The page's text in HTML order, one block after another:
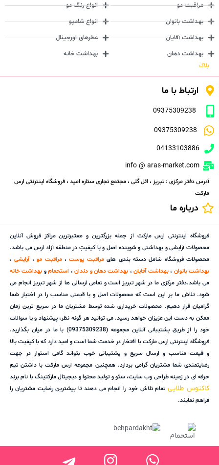
مراقبت مو
بهداشت بانوان
بهداشت آقایان
بهداشت دهان
انواع رنگ مو
انواع شامپو
عطرهای اورجینال
بهداشت خانه
بلاگ
ارتباط با ما
09375309238
09375309238
04133103886
info @ aras-market.com
آدرس دفتر مرکزی : تبریز ، ائل گلی ، مجتمع تجاری ستاره امید ، فروشگاه اینترنتی ارس
مارکت
درباره ما
فروشگاه اینترنتی ارس مارکت از جمله بزرگترین و معتبرترین مراکز فروش آنلاین
محصولات آرایشی و بهداشتی و شوینده اصل و با کیفیتِ در منطقه آزاد ارس می باشد.
محصولات فروشگاه شامل دسته بندی هایمراقبت پوست،مراقبت مو،آرایشی،
بهداشت بانوان ،بهداشت آقایان، بهداشت دهان و دندان، استحمامو بهداشت خانه
می باشد.دفتر مرکزی ما در شهر تبریز است و تمامی ارسالی ها از شهر تبریز انجام می
شود. تلاش ما بر این است که محصولات اصل و با قیمتی مناسب را در اختیار شما
گرامیان قرار دهیم. محصولات خریداری شده توسط مشتریان ما در سریع ترین زمان
ممکن به دست این عزیزان خواهد رسید. می توانید هر گونه نظر، پیشنهاد و یا سوالات
خود را از طریق پشتیبانی آنلاین مجموعه (09375309238) با ما در میان بگذارید.
فروشگاه اینترنتی ارس مارکت با افتخار در خدمت شما است و امید دارد که با کیفیت بالا
و قیمت مناسب و ارسال سریع و پشتیبانی خوب بتواند گامی استوار در جهت
رضایتمندی شما مشتریان گرامی بردارد. همچنین مجموعه ارس مارکت با داشتن تیم
حرفه ای در زمینه طراحی وب سایت، سئو و تولید محتوا و دیجیتال مارکتینگ با نام برند
کاکتوس طلاییتمام تلاش خود را انجام می دهند تا بیشترین رضایت مشتریان را
فراهم نمایند.